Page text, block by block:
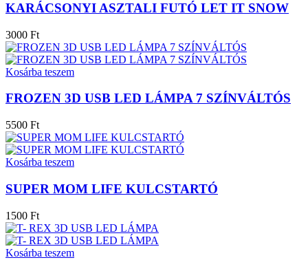
KARÁCSONYI ASZTALI FUTÓ LET IT SNOW
3000 Ft
Kosárba teszem
FROZEN 3D USB LED LÁMPA 7 SZÍNVÁLTÓS
5500 Ft
Kosárba teszem
SUPER MOM LIFE KULCSTARTÓ
1500 Ft
Kosárba teszem